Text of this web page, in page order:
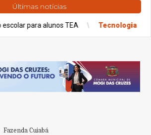
Últimas notícias
TEA Tecnologia Como a
Fazenda Cuiabá